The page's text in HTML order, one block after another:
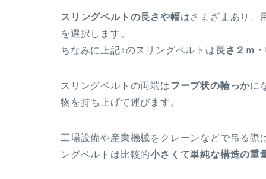
スリングベルトの長さや幅はさまざまあり、
を選択します。
ちなみに上記↑のスリングベルトは長さ２ｍ
スリングベルトの両端はフープ状の輪っかに
物を持ち上げて運びます。
工場設備や産業機械をクレーンなどで吊る際
ングベルトは比較的小さくて単純な構造の重